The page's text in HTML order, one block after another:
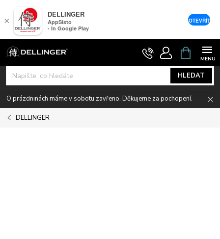
Přejít
na
obsah
HLEDAT
NÁKUPNÍ
KOŠÍK
O prázdninách máme v sobotu zavřeno. Děkujeme za pochopení.
DELLINGER
×
DELLINGER
AppSisto
- In Google Play
OTEVŘÍT